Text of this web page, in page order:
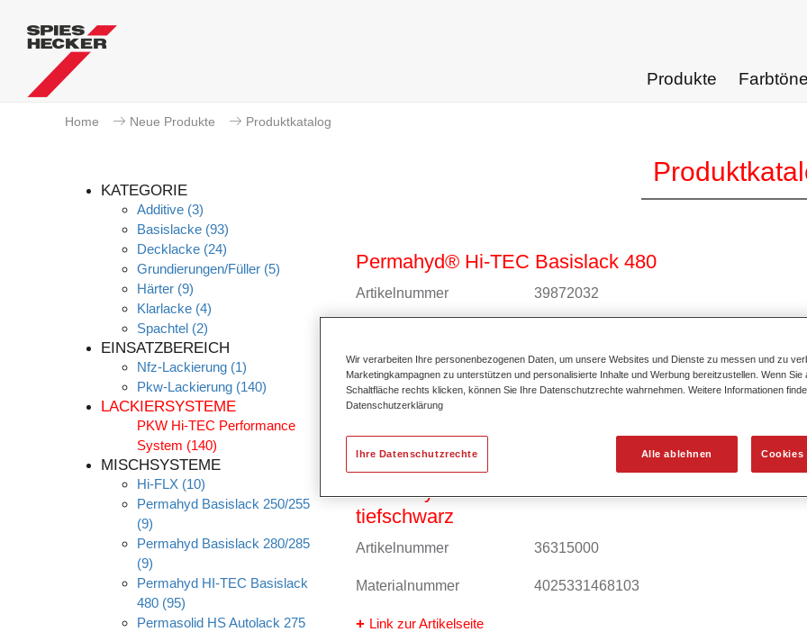
Produkte
Home Neue Produkte Produktkatalog
KATEGORIE
Additive (3)
Basislacke (93)
Decklacke (24)
Grundierungen/Füller (5)
Härter (9)
Klarlacke (4)
Spachtel (2)
EINSATZBEREICH
Nfz-Lackierung (1)
Pkw-Lackierung (140)
LACKIERSYSTEME
PKW Hi-TEC Performance
System (140)
MISCHSYSTEME
Hi-FLX (10)
Permahyd Basislack 250/255
(9)
Permahyd Basislack 280/285
(9)
Permahyd HI-TEC Basislack
480 (95)
Permasolid HS Autolack 275
Permahyd® Hi-TEC Basislack 480
Artikelnummer 39872032
Link zur Artikelseite
Permahyd® Hi-TEC Basislack 480 WT 1500 ultra
tiefschwarz
Artikelnummer 36315000
Materialnummer 4025331468103
Link zur Artikelseite
Wir verarbeiten Ihre personenbezogenen Daten, um unsere Websites und Dienste zu messen und zu
Marketingkampagnen zu unterstützen und personalisierte Inhalte und Werbung bereitzustellen. Wenn Sie
Schaltfläche rechts klicken, können Sie Ihre Datenschutzrechte wahrnehmen. Weitere Informationen
Datenschutzerklärung
Alle ablehnen Cookies
Ihre Datenschutzrechte